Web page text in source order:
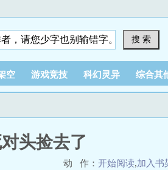
搜 索
空 游戏竞技 科幻灵异 综合其
头捡去了
动 作： 开始阅读,加入书